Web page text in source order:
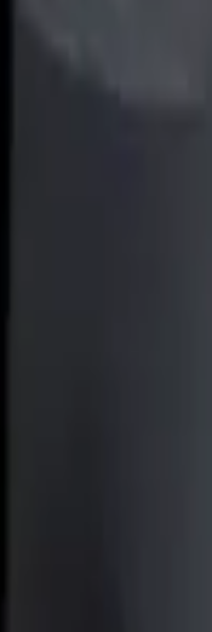
de comprimir el
uniforme en los
acondicionados tipo
Compresor